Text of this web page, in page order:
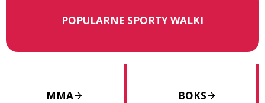
POPULARNE SPORTY WALKI
MMA BOKS